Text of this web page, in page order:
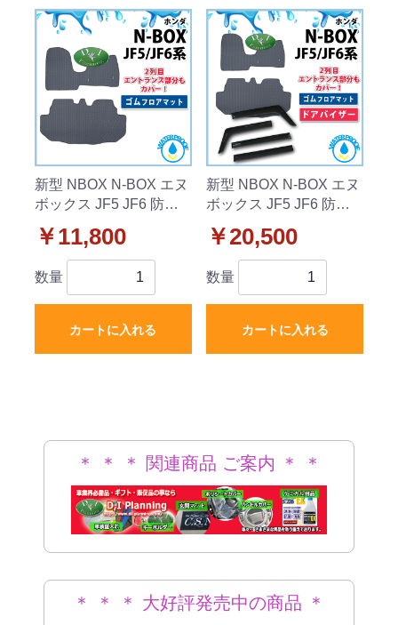
新型 NBOX N-BOX エヌ
ボックス JF5 JF6 防水
ータイプ 社外新品
￥11,800
数量
カートに入れる
新型 NBOX N-BOX エヌ
ボックス JF5 JF6 防水
アバイザー セット ラバ
ータイプ 社外新品
￥20,500
数量
カートに入れる
＊ ＊ ＊ 関連商品 ご案内 ＊ ＊
＊
＊ ＊ ＊ 大好評発売中の商品 ＊